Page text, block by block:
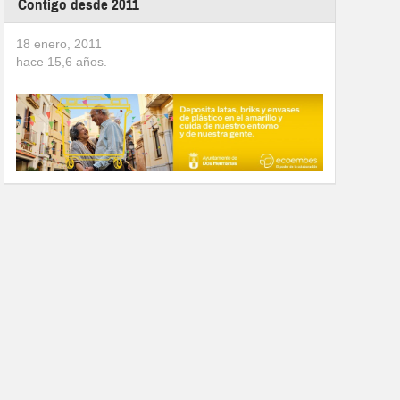
Contigo desde 2011
18 enero, 2011
hace 15,6 años.